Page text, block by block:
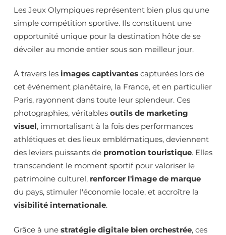
événement
Les Jeux Olympiques représentent bien plus qu'une
simple compétition sportive. Ils constituent une
opportunité unique pour la destination hôte de se
dévoiler au monde entier sous son meilleur jour.
À travers les images captivantes capturées lors de
cet événement planétaire, la France, et en particulier
Paris, rayonnent dans toute leur splendeur. Ces
photographies, véritables outils de marketing
visuel, immortalisant à la fois des performances
athlétiques et des lieux emblématiques, deviennent
des leviers puissants de promotion touristique. Elles
transcendent le moment sportif pour valoriser le
patrimoine culturel, renforcer l'image de marque
du pays, stimuler l'économie locale, et accroître la
visibilité internationale.
Grâce à une stratégie digitale bien orchestrée, ces